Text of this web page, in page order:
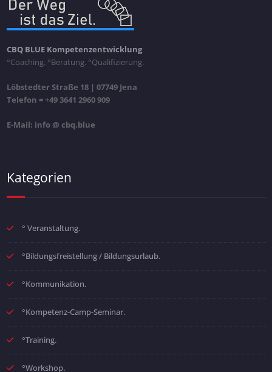
CBQ BLUE Kompetenzentwicklung
°Coaching. °Beratung. °Qualifizierung.
Löbstedter Straße 18 | 07749 Jena
Telefon = +49 3641 2960 909
E-Mail: info @ cbq.blue
Kategorien
° Veranstaltung.
°Bildungsfreistellung / Bildungsurlaub.
°Kommunikation.
°Kompetenz-Camp-Seminar.
°Training.
°Workshop.